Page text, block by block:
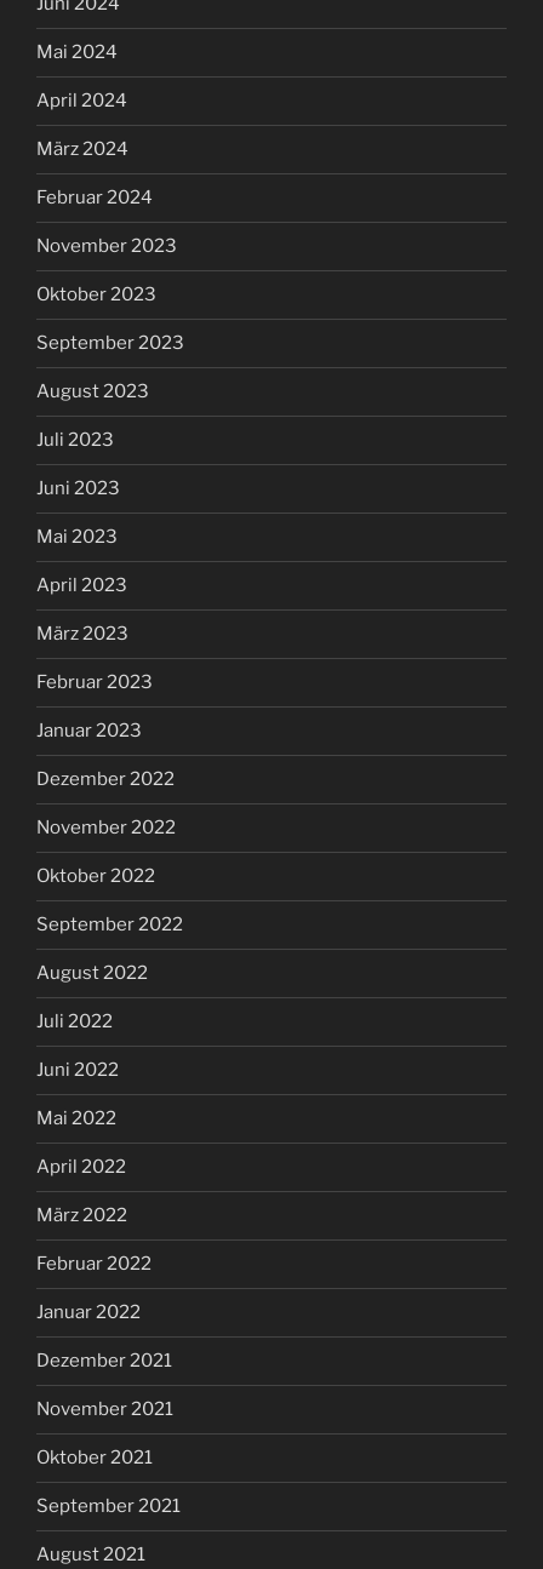
Mai 2024
April 2024
März 2024
Februar 2024
November 2023
Oktober 2023
September 2023
August 2023
Juli 2023
Juni 2023
Mai 2023
April 2023
März 2023
Februar 2023
Januar 2023
Dezember 2022
November 2022
Oktober 2022
September 2022
August 2022
Juli 2022
Juni 2022
Mai 2022
April 2022
März 2022
Februar 2022
Januar 2022
Dezember 2021
November 2021
Oktober 2021
September 2021
August 2021